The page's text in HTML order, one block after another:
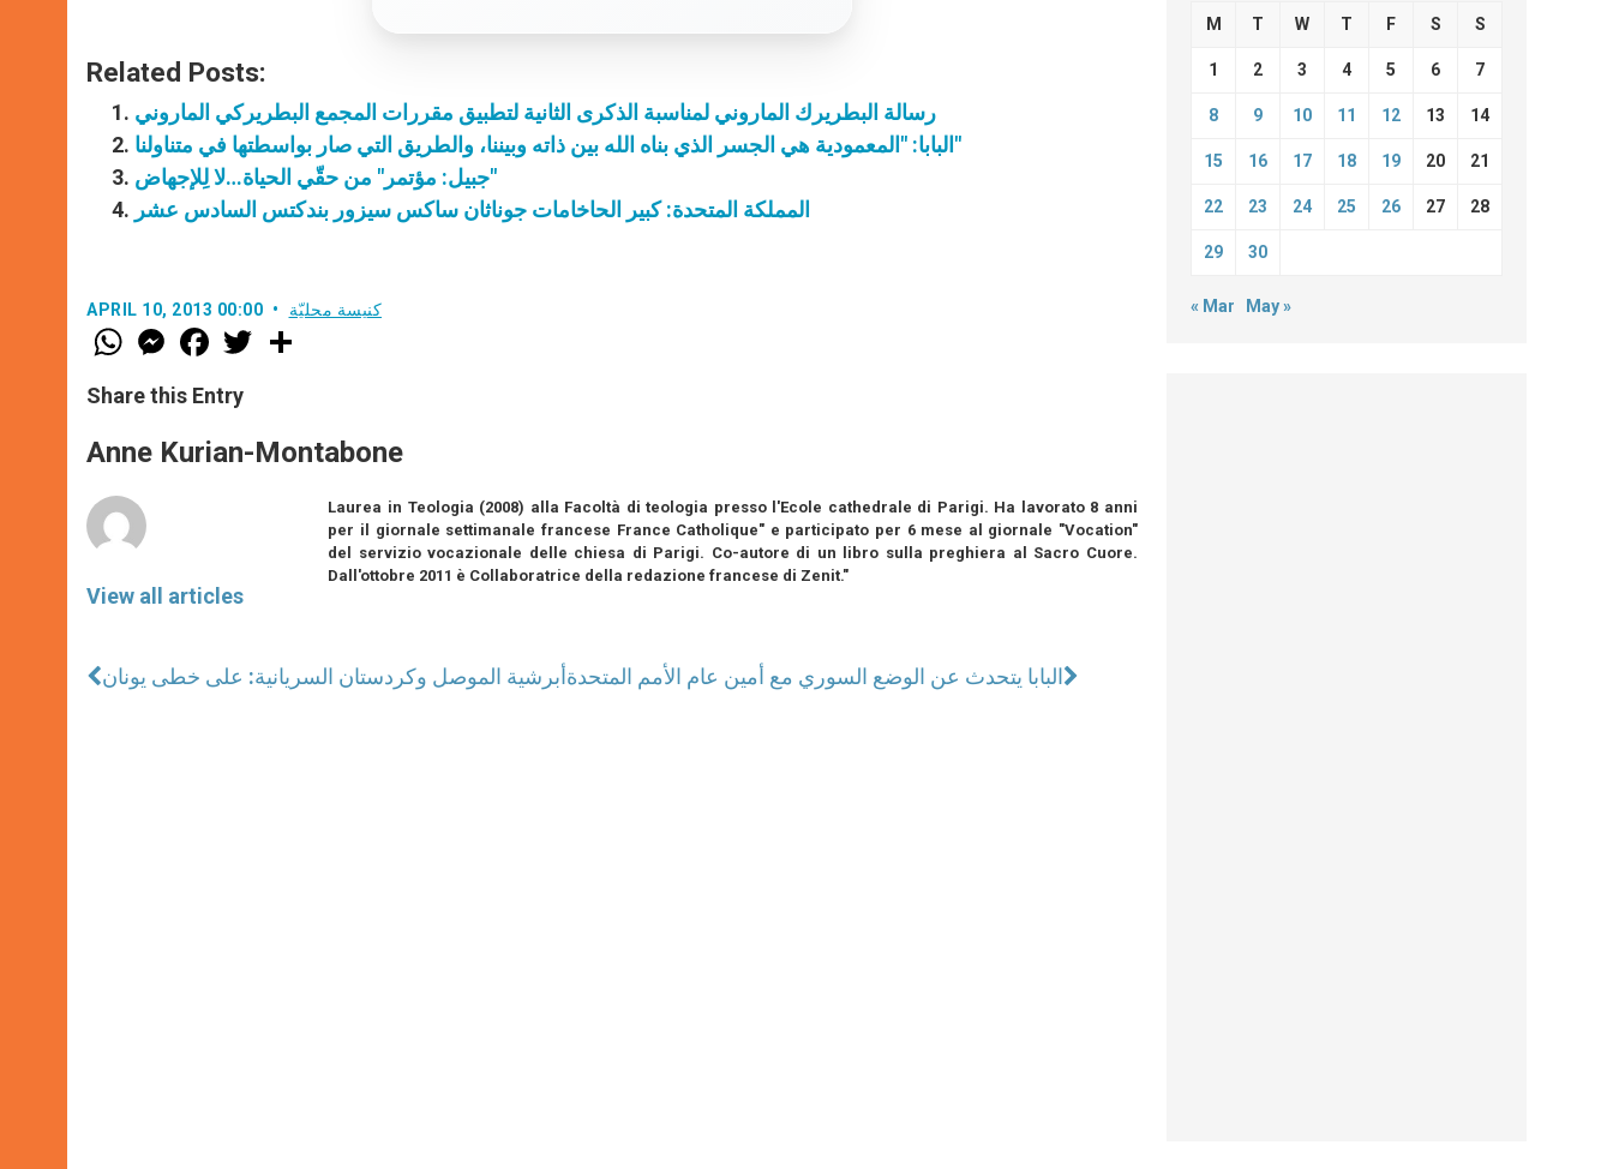
Related Posts:
رسالة البطريرك الماروني لمناسبة الذكرى الثانية لتطبيق مقررات المجمع البطريركي الماروني
البابا: "المعمودية هي الجسر الذي بناه الله بين ذاته وبيننا، والطريق التي صار بواسطتها في متناولنا"
جبيل: مؤتمر" من حقّي الحياة…لا لِلإجهاض"
المملكة المتحدة: كبير الحاخامات جوناثان ساكس سيزور بندكتس السادس عشر
APRIL 10, 2013 00:00 كنيسة محليّة
W
h
t
s
p
p
M
e
s
e
g
e
F
a
e
b
o
k
w
r
Share this Entry
Anne Kurian-Montabone
View all articles
Laurea in Teologia (2008) alla Facoltà di teologia presso l'Ecole cathedrale di Parigi. Ha lavorato 8 anni
per il giornale settimanale francese France Catholique" e participato per 6 mese al giornale "Vocation"
del servizio vocazionale delle chiesa di Parigi. Co-autore di un libro sulla preghiera al Sacro Cuore.
Dall'ottobre 2011 è Collaboratrice della redazione francese di Zenit."
أبرشية الموصل وكردستان السريانية: على خطى يونانالبابا يتحدث عن الوضع السوري مع أمين عام الأمم المتحدة
M T W T F S S
1 2 3 4 5 6 7
8 9 10 11 12 13 14
15 16 17 18 19 20 21
22 23 24 25 26 27 28
29 30
« Mar May »